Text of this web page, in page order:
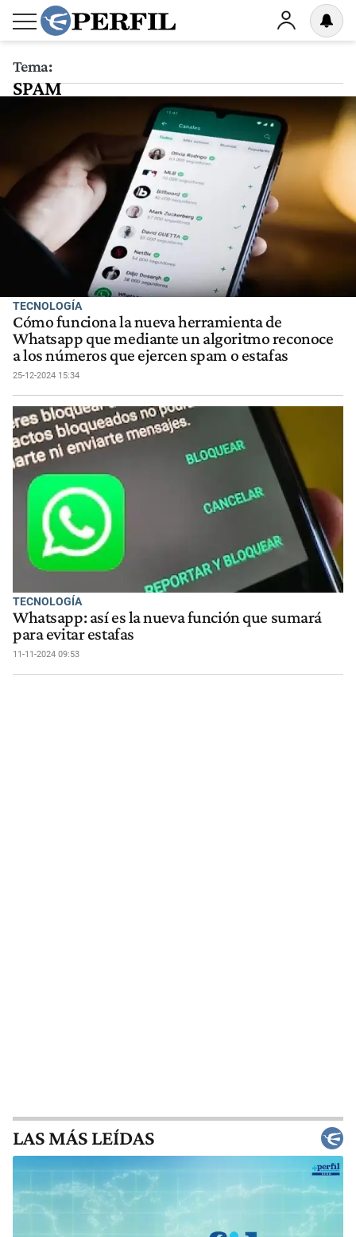
Tema:
SPAM
TECNOLOGÍA
Cómo funciona la nueva herramienta de
Whatsapp que mediante un algoritmo reconoce
a los números que ejercen spam o estafas
25-12-2024 15:34
TECNOLOGÍA
Whatsapp: así es la nueva función que sumará
para evitar estafas
11-11-2024 09:53
LAS MÁS LEÍDAS